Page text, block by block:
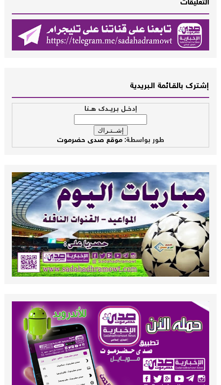
التعليقات
إشــترك بالقـــائمة الــبريدية
إدخــل بـريــدك هــنا
طور بواسطة:موقع صدى حضرموت